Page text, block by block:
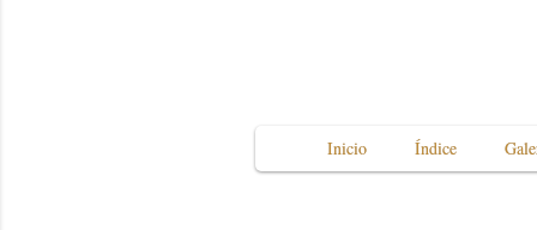
Inicio Índice